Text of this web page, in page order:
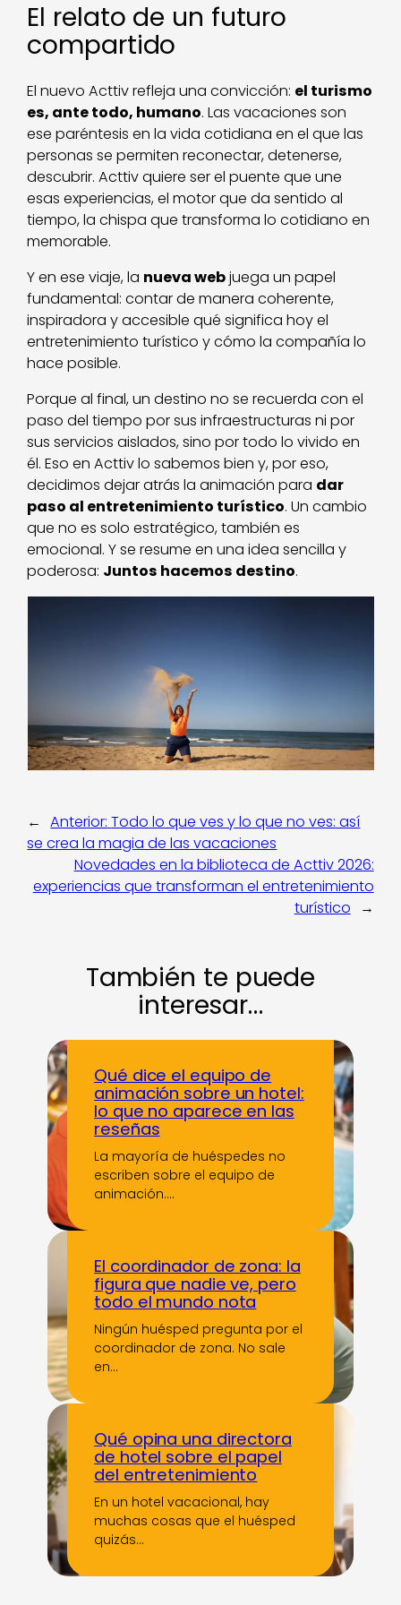
El relato de un futuro
compartido
El nuevo Acttiv refleja una convicción: el turismo
es, ante todo, humano. Las vacaciones son
ese paréntesis en la vida cotidiana en el que las
personas se permiten reconectar, detenerse,
descubrir. Acttiv quiere ser el puente que une
esas experiencias, el motor que da sentido al
tiempo, la chispa que transforma lo cotidiano en
memorable.
Y en ese viaje, la nueva webjuega un papel
fundamental: contar de manera coherente,
inspiradora y accesible qué significa hoy el
entretenimiento turístico y cómo la compañía lo
hace posible.
Porque al final, un destino no se recuerda con el
paso del tiempo por sus infraestructuras ni por
sus servicios aislados, sino por todo lo vivido en
él. Eso en Acttiv lo sabemos bien y, por eso,
decidimos dejar atrás la animación para dar
paso al entretenimiento turístico. Un cambio
que no es solo estratégico, también es
emocional. Y se resume en una idea sencilla y
poderosa: Juntos hacemos destino.
← Anterior: Todo lo que ves y lo que no ves: así
se crea la magia de las vacaciones
Novedades en la biblioteca de Acttiv 2026:
experiencias que transforman el entretenimiento
turístico
→
También te puede
interesar…
Qué dice el equipo de
animación sobre un hotel:
lo que no aparece en las
reseñas
La mayoría de huéspedes no
escriben sobre el equipo de
animación.…
El coordinador de zona: la
figura que nadie ve, pero
todo el mundo nota
Ningún huésped pregunta por el
coordinador de zona. No sale
en…
Qué opina una directora
de hotel sobre el papel
del entretenimiento
En un hotel vacacional, hay
muchas cosas que el huésped
quizás…